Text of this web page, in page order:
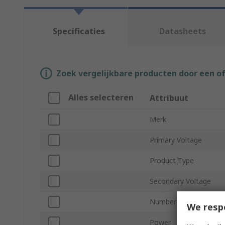
Specificaties Datasheets
Zoek vergelijkbare producten door een
Alles selecteren Attribuut
Merk
Primary Voltage
Product Type
Secondary Voltage
Number of Outputs
Power
We